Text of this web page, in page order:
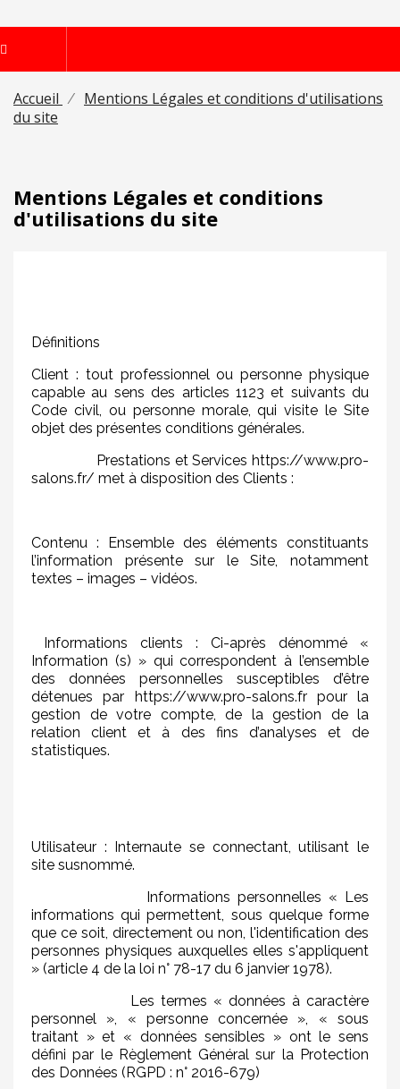
Accueil
Mentions Légales et conditions d'utilisations
du site
Mentions Légales et conditions
d'utilisations du site
Définitions
Client : tout professionnel ou personne physique
capable au sens des articles 1123 et suivants du
Code civil, ou personne morale, qui visite le Site
objet des présentes conditions générales.
Prestations et Services https://www.pro-
salons.fr/ met à disposition des Clients :
Contenu : Ensemble des éléments constituants
l’information présente sur le Site, notamment
textes – images – vidéos.
Informations clients : Ci-après dénommé «
Information (s) » qui correspondent à l’ensemble
des données personnelles susceptibles d’être
détenues par https://www.pro-salons.fr pour la
gestion de votre compte, de la gestion de la
relation client et à des fins d’analyses et de
statistiques.
Utilisateur : Internaute se connectant, utilisant le
site susnommé.
Informations personnelles « Les
informations qui permettent, sous quelque forme
que ce soit, directement ou non, l'identification des
personnes physiques auxquelles elles s'appliquent
» (article 4 de la loi n° 78-17 du 6 janvier 1978).
Les termes « données à caractère
personnel », « personne concernée », « sous
traitant » et « données sensibles » ont le sens
défini par le Règlement Général sur la Protection
des Données (RGPD : n° 2016-679)